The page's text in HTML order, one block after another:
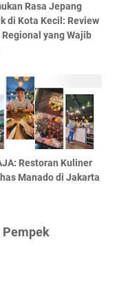
Rasa Jepang
di Kota Kecil: Review
yang Wajib
Restoran Kuliner
Manado di Jakarta
Pempek